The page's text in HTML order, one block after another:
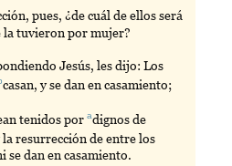
pues, ¿de cuál de ellos será
la tuvieron por mujer?
Jesús, les dijo: Los
casan, y se dan en casamiento;
tenidos poradignosde
la resurrección de entre los
se dan en casamiento.